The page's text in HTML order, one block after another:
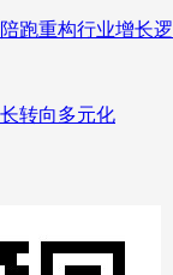
跑重构行业增
转向多元化